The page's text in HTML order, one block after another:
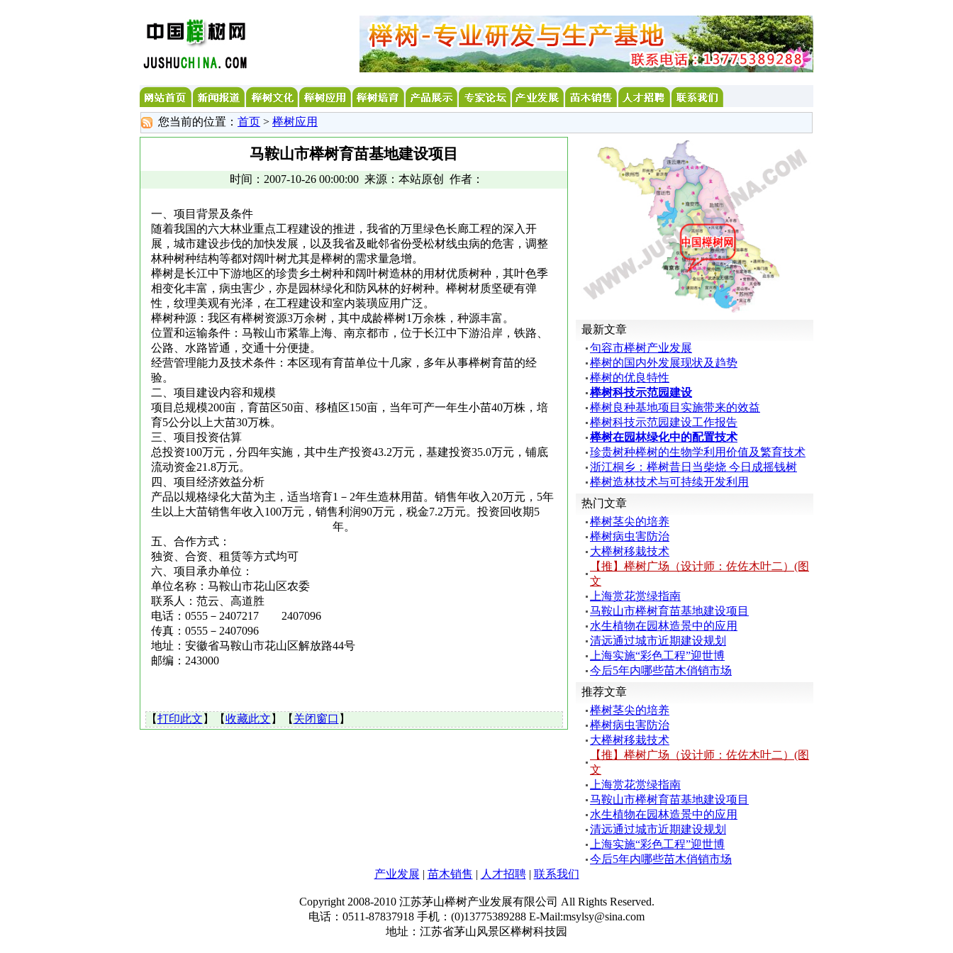
您当前的位置： 首页 > 榉树应用
马鞍山市榉树育苗基地建设项目
时间：2007-10-26 00:00:00 来源：本站原创 作者：
一、项目背景及条件
随着我国的六大林业重点工程建设的推进，我省的万里绿色长廊工程的深入开
展，城市建设步伐的加快发展，以及我省及毗邻省份受松材线虫病的危害，调整
林种树种结构等都对阔叶树尤其是榉树的需求量急增。
榉树是长江中下游地区的珍贵乡土树种和阔叶树造林的用材优质树种，其叶色季
相变化丰富，病虫害少，亦是园林绿化和防风林的好树种。榉树材质坚硬有弹
性，纹理美观有光泽，在工程建设和室内装璜应用广泛。
榉树种源：我区有榉树资源3万余树，其中成龄榉树1万余株，种源丰富。
位置和运输条件：马鞍山市紧靠上海、南京都市，位于长江中下游沿岸，铁路、
公路、水路皆通，交通十分便捷。
经营管理能力及技术条件：本区现有育苗单位十几家，多年从事榉树育苗的经
验。
二、项目建设内容和规模
项目总规模200亩，育苗区50亩、移植区150亩，当年可产一年生小苗40万株，培
育5公分以上大苗30万株。
三、项目投资估算
总投资100万元，分四年实施，其中生产投资43.2万元，基建投资35.0万元，铺底
流动资金21.8万元。
四、项目经济效益分析
产品以规格绿化大苗为主，适当培育1－2年生造林用苗。销售年收入20万元，5年
生以上大苗销售年收入100万元，销售利润90万元，税金7.2万元。投资回收期5
年。
五、合作方式：
独资、合资、租赁等方式均可
六、项目承办单位：
单位名称：马鞍山市花山区农委
联系人：范云、高道胜
电话：0555－2407217 2407096
传真：0555－2407096
地址：安徽省马鞍山市花山区解放路44号
邮编：243000
【打印此文 】【收藏此文 】【 关闭窗口 】
最新文章
句容市榉树产业发展
榉树的国内外发展现状及趋势
榉树的优良特性
榉树科技示范园建设
榉树良种基地项目实施带来的效益
榉树科技示范园建设工作报告
榉树在园林绿化中的配置技术
珍贵树种榉树的生物学利用价值及繁育技术
浙江桐乡：榉树昔日当柴烧 今日成摇钱树
榉树造林技术与可持续开发利用
热门文章
榉树茎尖的培养
榉树病虫害防治
大榉树移栽技术
【推】榉树广场（设计师：佐佐木叶二）(图
文
上海赏花赏绿指南
马鞍山市榉树育苗基地建设项目
水生植物在园林造景中的应用
清远通过城市近期建设规划
上海实施“彩色工程”迎世博
今后5年内哪些苗木俏销市场
推荐文章
榉树茎尖的培养
榉树病虫害防治
大榉树移栽技术
【推】榉树广场（设计师：佐佐木叶二）(图
文
上海赏花赏绿指南
马鞍山市榉树育苗基地建设项目
水生植物在园林造景中的应用
清远通过城市近期建设规划
上海实施“彩色工程”迎世博
今后5年内哪些苗木俏销市场
产业发展 | 苗木销售 | 人才招聘| 联系我们
Copyright 2008-2010 江苏茅山榉树产业发展有限公司 All Rights Reserved.
电话：0511-87837918 手机：(0)13775389288 E-Mail:msylsy@sina.com
地址：江苏省茅山风景区榉树科技园